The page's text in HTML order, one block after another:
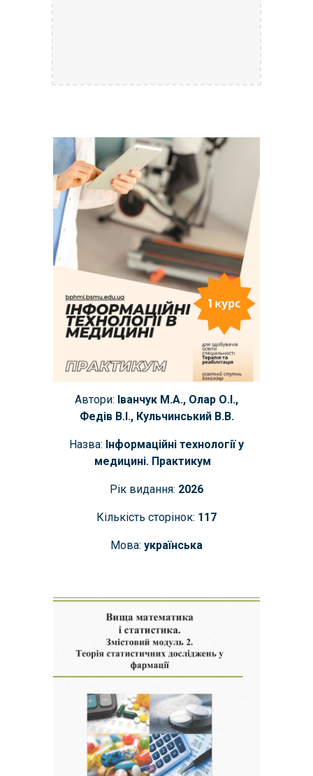
Автори: Іванчук М.А., Олар О.І.,
Федів В.І., Кульчинський В.В.
Назва: Інформаційні технології у
медицині. Практикум
Рік видання: 2026
Кількість сторінок: 117
Мова: українська